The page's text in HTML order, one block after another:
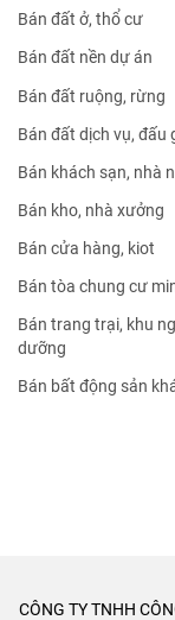
Bán đất ở, thổ cư
Bán đất nền dự án
Bán đất ruộng, rừng
Bán đất dịch vụ, đấu
Bán khách sạn, nhà
Bán kho, nhà xưởng
Bán cửa hàng, kiot
Bán tòa chung cư
Bán trang trại, khu
dưỡng
Bán bất động sản
CÔNG TY TNHH